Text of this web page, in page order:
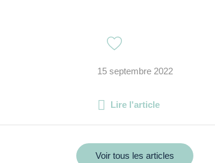
15 septembre 2022
Lire l'article
Voir tous les articles